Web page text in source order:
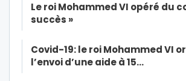
Le roi Mohammed VI opéré du
succès »
Covid-19: le roi Mohammed VI
l’envoi d’une aide à 15…